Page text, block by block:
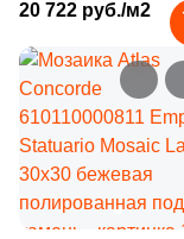
Mosaic Lap 30x30
бежевая
полированная под
камень
20 722 руб./м2